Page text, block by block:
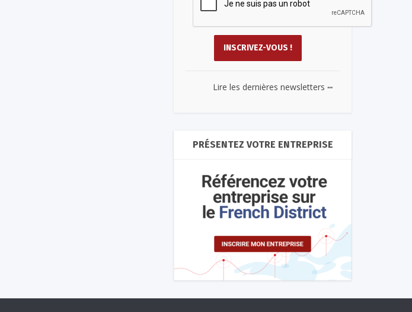
Lire les dernières newsletters ...
PRÉSENTEZ VOTRE ENTREPRISE